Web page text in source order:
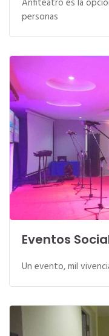
personas
Eventos
Un evento, mil